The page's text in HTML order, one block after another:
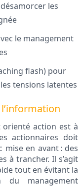
les
le management
flash) pour
tensions latentes
action est à
actionnaires doit
mise en avant : des
à trancher. Il s’agit
tout en évitant la
du management